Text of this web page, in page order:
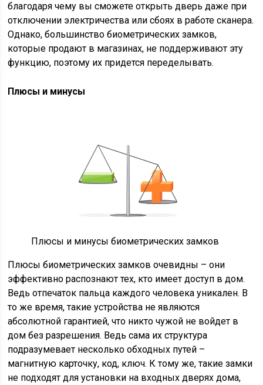
благодаря чему вы сможете открыть дверь даже при
отключении электричества или сбоях в работе сканера.
Однако, большинство биометрических замков,
которые продают в магазинах, не поддерживают эту
функцию, поэтому их придется переделывать.
Плюсы и минусы
Плюсы и минусы биометрических замков
Плюсы биометрических замков очевидны – они
эффективно распознают тех, кто имеет доступ в дом.
Ведь отпечаток пальца каждого человека уникален. В
то же время, такие устройства не являются
абсолютной гарантией, что никто чужой не войдет в
дом без разрешения. Ведь сама их структура
подразумевает несколько обходных путей –
магнитную карточку, код, ключ. К тому же, такие замки
не подходят для установки на входных дверях дома,